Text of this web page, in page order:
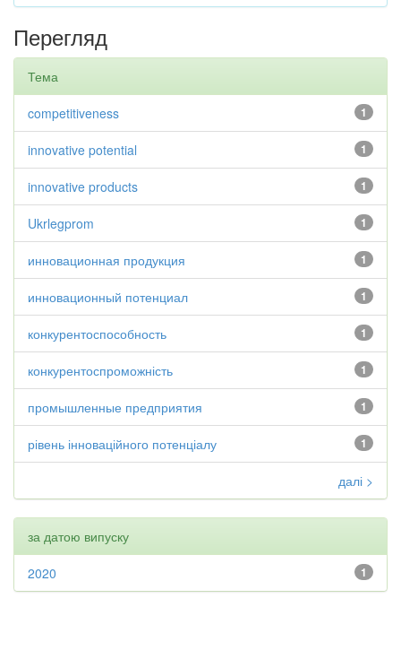
Перегляд
Тема
1
competitiveness
1
innovative potential
1
innovative products
1
Ukrlegprom
1
инновационная продукция
1
инновационный потенциал
1
конкурентоспособность
1
конкурентоспроможність
1
промышленные предприятия
1
рівень інноваційного потенціалу
далі >
за датою випуску
1
2020